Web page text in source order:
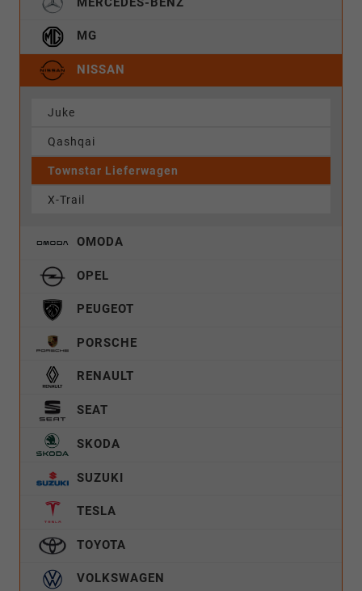
MG
NISSAN
Juke
Qashqai
Townstar Lieferwagen
X-Trail
OMODA
OPEL
PEUGEOT
PORSCHE
RENAULT
SEAT
SKODA
SUZUKI
TESLA
TOYOTA
VOLKSWAGEN